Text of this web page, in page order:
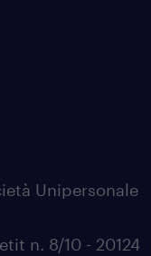
Unipersonale
n. 8/10 - 20124